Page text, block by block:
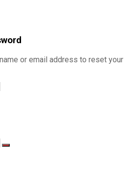
or email address to reset your